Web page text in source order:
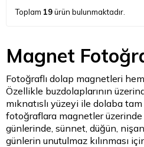
Toplam 19ürün bulunmaktadır.
Magnet
Fotoğraflı dolap magnetleri
Özellikle buzdolaplarının
mıknatıslı yüzeyi ile dolaba
fotoğraflara magnetler üzerinde
günlerinde, sünnet, düğün,
günlerin unutulmaz kılınması